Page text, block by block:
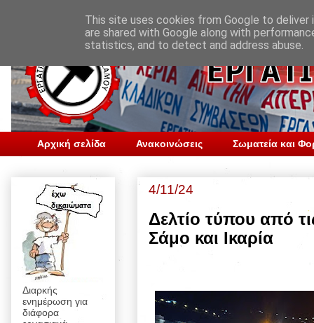
Αρχική σελίδα Ανακοινώσεις Σωματεία και
4/11/24
Δελτίο τύπου από
Σάμο και Ικαρία
Διαρκής
ενημέρωση για
διάφορα
This site uses cookies from Google to
are shared with Google along with
statistics, and to detect and address abuse.